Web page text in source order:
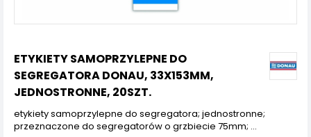
ETYKIETY SAMOPRZYLEPNE DO
SEGREGATORA DONAU, 33X153MM,
JEDNOSTRONNE, 20SZT.
etykiety samoprzylepne do segregatora; jednostronne;
przeznaczone do segregatorów o grzbiecie 75mm; ...